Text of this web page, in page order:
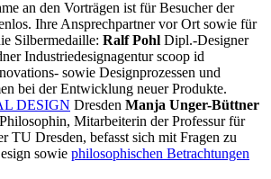
an den Vorträgen ist für Besucher der
Ihre Ansprechpartner vor Ort sowie für
Silbermedaille: Ralf Pohl Dipl.-Designer
Industriedesignagentur scoop id
sowie Designprozessen und
bei der Entwicklung neuer Produkte.
DESIGN Dresden Manja Unger-Büttner
Mitarbeiterin der Professur für
TU Dresden, befasst sich mit Fragen zu
sowie philosophischen Betrachtungen